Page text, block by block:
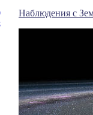
Наблюдения с